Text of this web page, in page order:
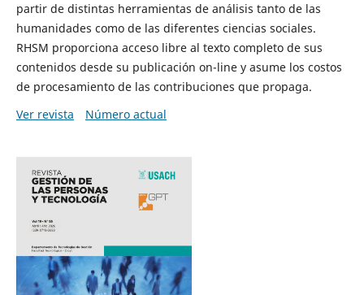
partir de distintas herramientas de análisis tanto de las
humanidades como de las diferentes ciencias sociales.
RHSM proporciona acceso libre al texto completo de sus
contenidos desde su publicación on-line y asume los costos
de procesamiento de las contribuciones que propaga.
Ver revista
Número actual